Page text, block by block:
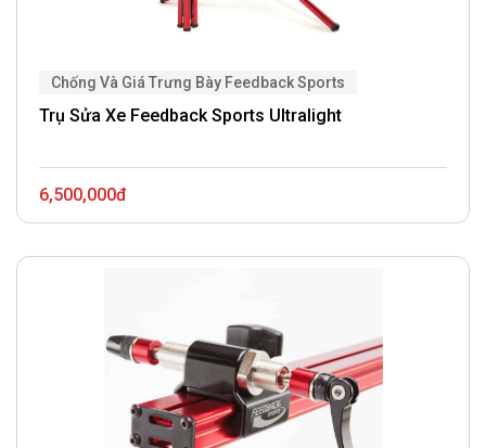
Chống Và Giá Trưng Bày Feedback Sports
Trụ Sửa Xe Feedback Sports Ultralight
6,500,000đ